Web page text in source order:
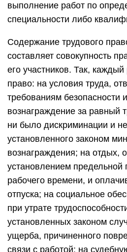
выполнение работ по
специальности либо
Содержание трудового
составляет совокупность
его участников. Так,
право: на условия труда,
требованиям безопасности
вознаграждение за равный
ни было дискриминации и
установленного законом
вознаграждения; на отдых,
установлением предельной
рабочего времени, и
отпуска; на социальное
при утрате
установленных законом
ущерба, причиненного
связи с работой; на